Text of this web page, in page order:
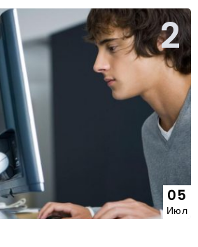
05
Июл